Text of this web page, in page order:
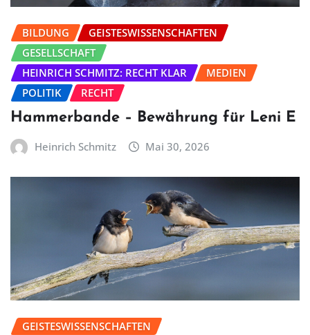
BILDUNG
GEISTESWISSENSCHAFTEN
GESELLSCHAFT
HEINRICH SCHMITZ: RECHT KLAR
MEDIEN
POLITIK
RECHT
Hammerbande – Bewährung für Leni E
Heinrich Schmitz Mai 30, 2026
GEISTESWISSENSCHAFTEN